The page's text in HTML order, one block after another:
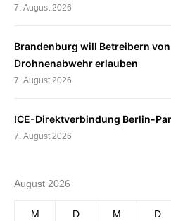
7. August 2026
Brandenburg will Betreibern
Drohnenabwehr erlauben
7. August 2026
ICE-Direktverbindung Berlin-
7. August 2026
August 2026
M D M D